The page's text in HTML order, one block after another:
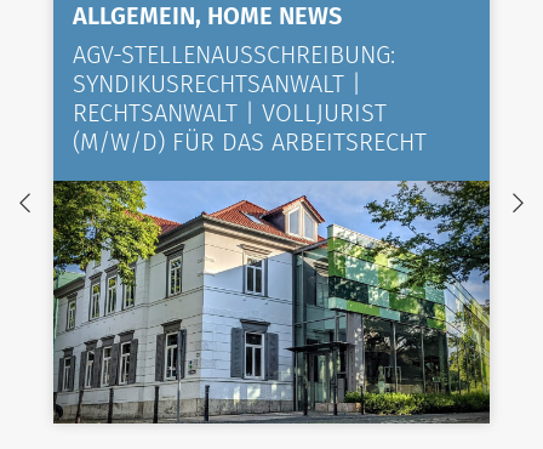
ALLGEMEIN, HOME NEWS
AGV-STELLENAUSSCHREIBUNG:
SYNDIKUSRECHTSANWALT |
RECHTSANWALT | VOLLJURIST
(M/W/D) FÜR DAS ARBEITSRECHT